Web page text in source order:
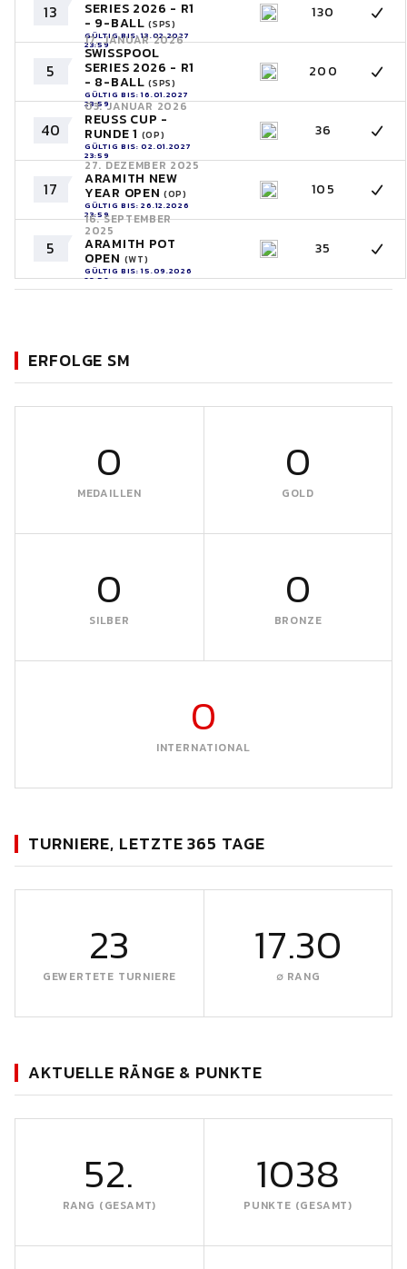
13 SERIES 2026 - R1
- 9-BALL(SPS)
GÜLTIG BIS: 13.02.2027
23:59
130
5
17. JANUAR 2026
SWISSPOOL
SERIES 2026 - R1
- 8-BALL(SPS)
GÜLTIG BIS: 16.01.2027
23:59
200
40
03. JANUAR 2026
REUSS CUP -
RUNDE 1 (OP)
GÜLTIG BIS: 02.01.2027
23:59
36
17
27. DEZEMBER 2025
ARAMITH NEW
YEAR OPEN (OP)
GÜLTIG BIS: 26.12.2026
23:59
105
5
16. SEPTEMBER
2025
ARAMITH POT
OPEN (WT)
GÜLTIG BIS: 15.09.2026
23:59
35
ERFOLGE SM
0
MEDAILLEN
0
GOLD
0
SILBER
0
BRONZE
0
INTERNATIONAL
TURNIERE, LETZTE 365 TAGE
23
GEWERTETE TURNIERE
17.30
∅ RANG
AKTUELLE RÄNGE & PUNKTE
52.
RANG (GESAMT)
1038
PUNKTE (GESAMT)